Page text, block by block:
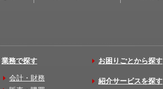
業務で探す
会計・財務
お困りごとから探す
紹介サービスを探す